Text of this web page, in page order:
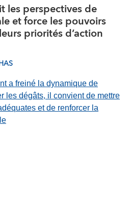
les perspectives de
et force les pouvoirs
priorités d’action
a freiné la dynamique de
les dégâts, il convient de mettre
et de renforcer la